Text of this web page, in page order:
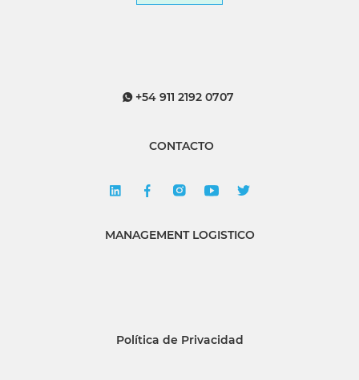
+54 911 2192 0707
CONTACTO
MANAGEMENT LOGISTICO
Política de Privacidad